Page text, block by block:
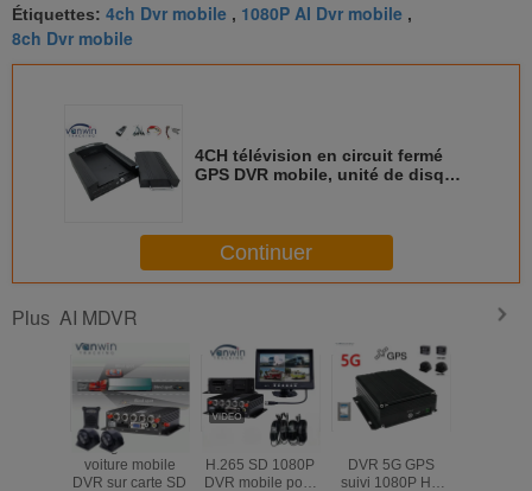
Étiquettes: 4ch Dvr mobile , 1080P AI Dvr mobile ,
8ch Dvr mobile
4CH télévision en circuit fermé
GPS DVR mobile, unité de disque
Continuer
Plus AI MDVR
Enregistreur de
voiture mobile
DVR sur carte SD
Smart 4CH/8CH
H.265 SD 1080P
DVR mobile pour
DVR 5G GPS
suivi 1080P HD